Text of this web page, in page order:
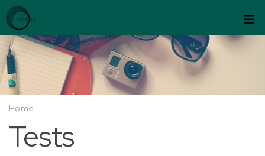
Passer au contenu
Home
Tests
Panneau de gestion des cookies